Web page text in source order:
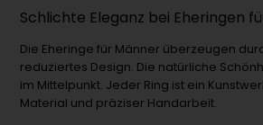
Schlichte Eleganz bei Eheringen
Die Eheringe für Männer überzeugen
reduziertes Design. Die natürliche
im Mittelpunkt. Jeder Ring ist ein
Material und präziser Handarbeit.